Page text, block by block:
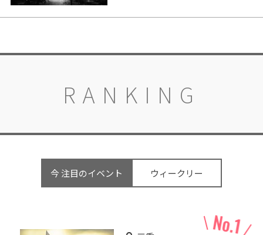
RANKING
今 注目のイベント ウィークリー